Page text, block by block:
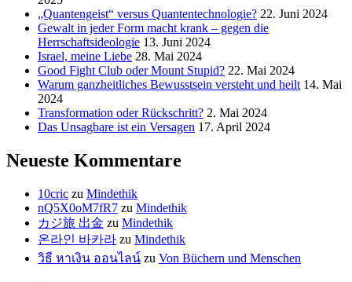
„Quantengeist“ versus Quantentechnologie? 22. Juni 2024
Gewalt in jeder Form macht krank – gegen die
Herrschaftsideologie 13. Juni 2024
Israel, meine Liebe 28. Mai 2024
Good Fight Club oder Mount Stupid? 22. Mai 2024
Warum ganzheitliches Bewusstsein versteht und heilt 14. Mai
2024
Transformation oder Rückschritt? 2. Mai 2024
Das Unsagbare ist ein Versagen 17. April 2024
Neueste Kommentare
10cric zu Mindethik
nQ5X0oM7fR7 zu Mindethik
カジ旅 出金 zu Mindethik
온라인 바카라 zu Mindethik
วิธี หาเงิน ออนไลน์ zu Von Büchern und Menschen